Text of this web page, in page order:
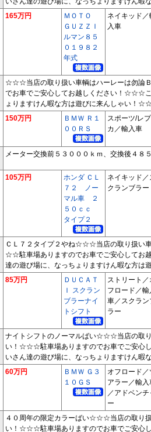
165万円
ＭＯＴＯ
ＧＵＺＺＩ
ルマン８５
０１９８２
年式
ネイキッド／
入車
☆☆☆当店の取り扱い車輌はハーレーは勿論
でお車でご安心してお越しください！☆☆☆
ょりますけん暇な方は遊びに来んしゃい！
150万円
ＢＭＷ Ｒ１
００ＲＳ
スポーツ/レプ
カ／輸入車
メーター交換前５３０００ｋｍ、交換後４８
105万円
ホンダ ＣＬ
７２ ノー
マル車 ２
５０ｃｃ
タイプ２
ネイキッド／
クランブラー
ＣＬ７２タイプ２やね☆☆☆当店の取り扱い
☆☆駐車場ありますのでお車でご安心して
達の遊び場に、なっちょりますけん暇な方
85万円
ＤＵＣＡＴ
Ｉ スクラン
ブラーナイ
トシフト
ストリート／
フロード／輸
車／スクラン
ラー
ナイトシフトのノーマルばい☆☆☆当店の取り
い！☆☆☆駐車場ありますのでお車でご安心
いさん達の遊び場に、なっちょりますけん
60万円
ＢＭＷ Ｇ３
１０ＧＳ
オフロード／
アラー／輸入
／アドベンチ
ー
４０周年の限定カラーばい☆☆☆当店の取り扱
い！☆☆☆駐車場ありますのでお車でご安心